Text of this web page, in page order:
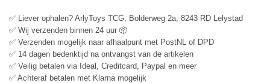
✅ Liever ophalen? ArlyToys TCG, Bolderweg 2a, 8243 RD Lelystad
✅ Wij verzenden binnen 24 uur 📦
✅ Verzenden mogelijk naar afhaalpunt met PostNL of DPD
✅ 14 dagen bedenktijd na ontvangst van de artikelen
✅ Veilig betalen via Ideal, Creditcard, Paypal en meer
✅ Achteraf betalen met Klarna mogelijk